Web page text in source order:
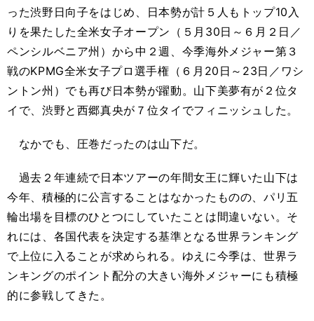
った渋野日向子をはじめ、日本勢が計５人もトップ10入
りを果たした全米女子オープン（５月30日～６月２日／
ペンシルベニア州）から中２週、今季海外メジャー第３
戦のKPMG全米女子プロ選手権（６月20日～23日／ワシ
ントン州）でも再び日本勢が躍動。山下美夢有が２位タ
イで、渋野と西郷真央が７位タイでフィニッシュした。
なかでも、圧巻だったのは山下だ。
過去２年連続で日本ツアーの年間女王に輝いた山下は
今年、積極的に公言することはなかったものの、パリ五
輪出場を目標のひとつにしていたことは間違いない。そ
れには、各国代表を決定する基準となる世界ランキング
で上位に入ることが求められる。ゆえに今季は、世界ラ
ンキングのポイント配分の大きい海外メジャーにも積極
的に参戦してきた。